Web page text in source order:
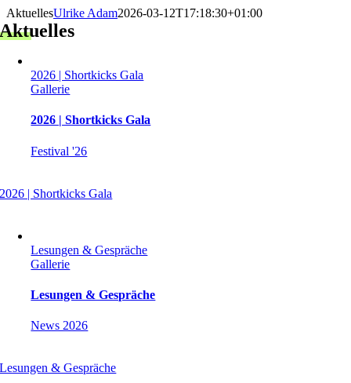
Zum
Inhalt
springen
AktuellesUlrike Adam2026-03-12T17:18:30+01:00
Aktuelles
2026 | Shortkicks Gala
Gallerie
2026 | Shortkicks Gala
Festival '26
2026 | Shortkicks Gala
Lesungen & Gespräche
Gallerie
Lesungen & Gespräche
News 2026
Lesungen & Gespräche